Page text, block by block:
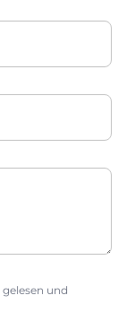
gelesen und